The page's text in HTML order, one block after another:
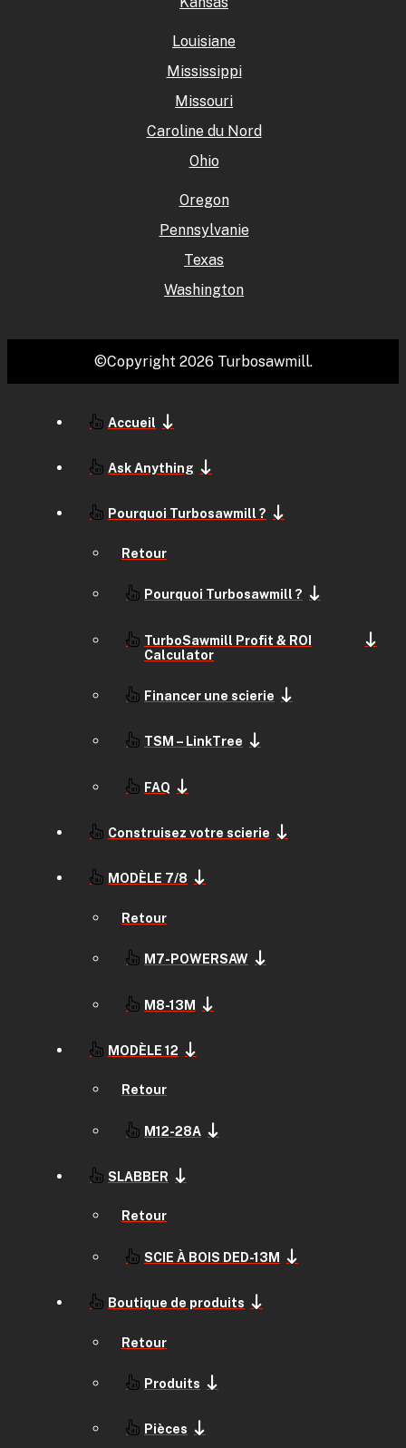
Louisiane
Mississippi
Missouri
Caroline du Nord
Ohio
Oregon
Pennsylvanie
Texas
Washington
©Copyright 2026 Turbosawmill.
Accueil
Ask Anything
Pourquoi Turbosawmill ?
Retour
Pourquoi Turbosawmill ?
TurboSawmill Profit & ROI
Calculator
Financer une scierie
TSM – LinkTree
FAQ
Construisez votre scierie
MODÈLE 7/8
Retour
M7-POWERSAW
M8-13M
MODÈLE 12
Retour
M12-28A
SLABBER
Retour
SCIE À BOIS DED-13M
Boutique de produits
Retour
Produits
Pièces